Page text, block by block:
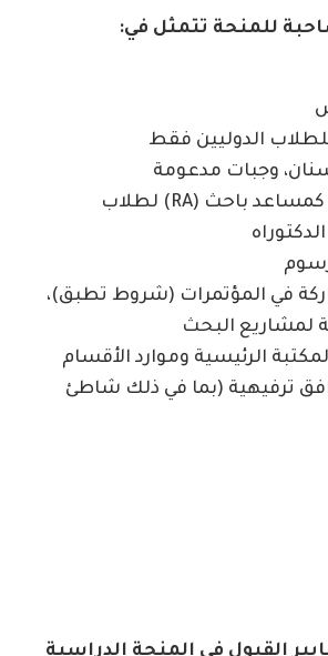
للمنحة تتمثل في:
الدوليين فقط
وجبات مدعومة
فرص للعمل كمساعد باحث (RA) لطلاب
في المؤتمرات (شروط تطبق)،
البحث
الرئيسية وموارد الأقسام
ترفيهية (بما في ذلك شاطئ
القبول في المنحة الدراسية